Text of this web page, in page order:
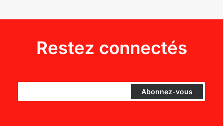
Restez connectés